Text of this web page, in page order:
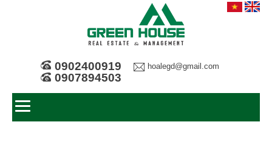
0902400919
0907894503
hoalegd@gmail.com